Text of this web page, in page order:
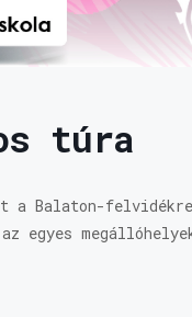
túra
a Balaton-
egyes